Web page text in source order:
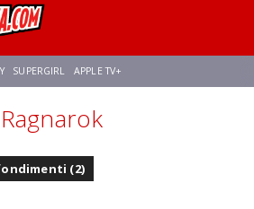
SUPERGIRL APPLE TV+
STAR TREK AVENGERS: DOOMSDAY
(2)